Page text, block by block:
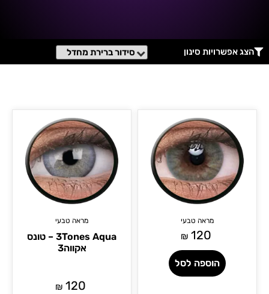
הצג אפשרויות סינון
מראה טבעי
120
₪
הוספה לסל
מראה טבעי
3Tones Aqua – טונס
אקווה3
120
₪